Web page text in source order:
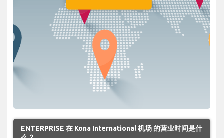
ENTERPRISE 在 Kona International 机场 的营业时间是什